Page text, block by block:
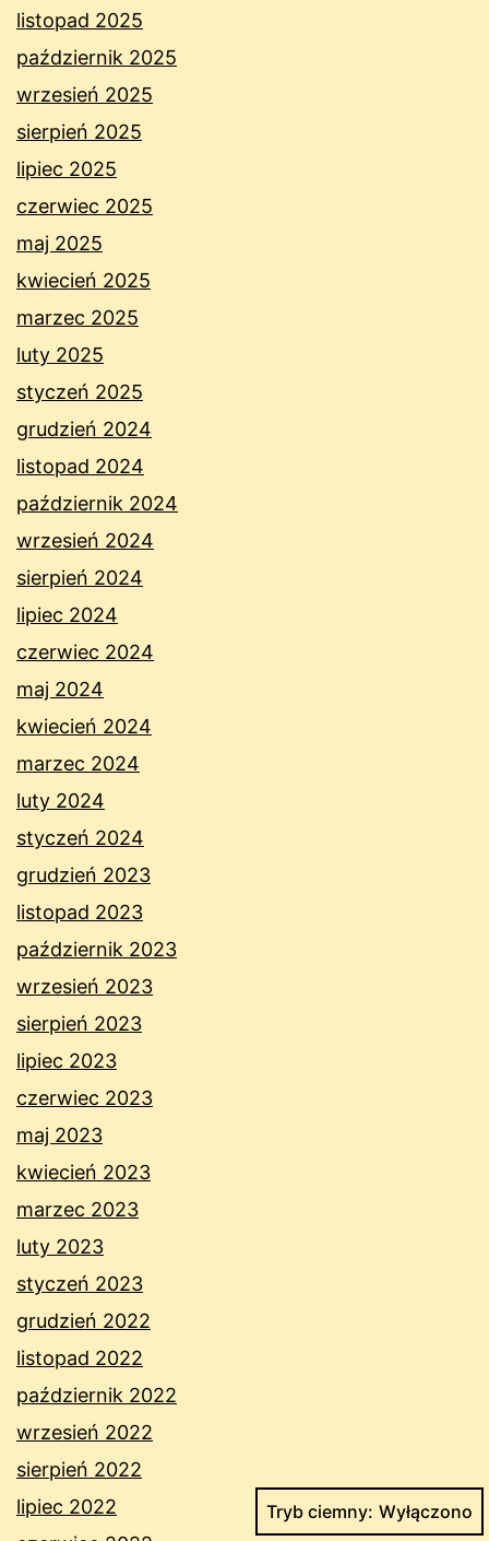
listopad 2025
październik 2025
wrzesień 2025
sierpień 2025
lipiec 2025
czerwiec 2025
maj 2025
kwiecień 2025
marzec 2025
luty 2025
styczeń 2025
grudzień 2024
listopad 2024
październik 2024
wrzesień 2024
sierpień 2024
lipiec 2024
czerwiec 2024
maj 2024
kwiecień 2024
marzec 2024
luty 2024
styczeń 2024
grudzień 2023
listopad 2023
październik 2023
wrzesień 2023
sierpień 2023
lipiec 2023
czerwiec 2023
maj 2023
kwiecień 2023
marzec 2023
luty 2023
styczeń 2023
grudzień 2022
listopad 2022
październik 2022
wrzesień 2022
sierpień 2022
lipiec 2022
Tryb ciemny: